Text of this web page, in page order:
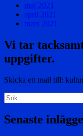
maj 2021
april 2021
mars 2021
Vi tar
uppgifter.
Skicka ett mail till:
Sök
efter:
Senaste